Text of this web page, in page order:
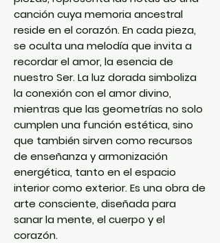
canción cuya memoria ancestral
reside en el corazón. En cada pieza,
se oculta una melodía que invita a
recordar el amor, la esencia de
nuestro Ser. La luz dorada simboliza
la conexión con el amor divino,
mientras que las geometrías no solo
cumplen una función estética, sino
que también sirven como recursos
de enseñanza y armonización
energética, tanto en el espacio
interior como exterior. Es una obra de
arte consciente, diseñada para
sanar la mente, el cuerpo y el
corazón.